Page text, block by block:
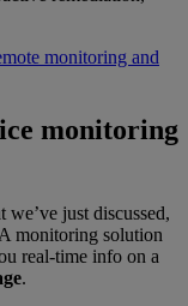
monitoring and
monitoring
we’ve just discussed,
monitoring solution
real-time info on a
.